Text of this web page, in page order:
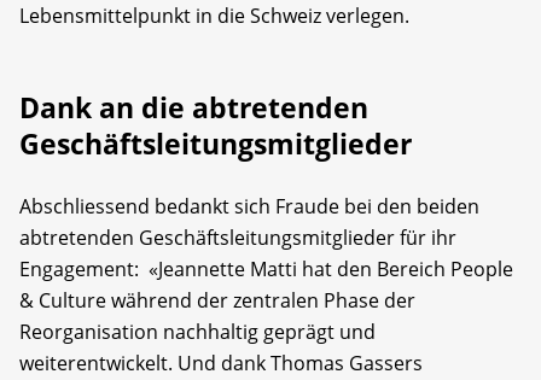
Lebensmittelpunkt in die Schweiz verlegen.
Dank an die abtretenden
Geschäftsleitungsmitglieder
Abschliessend bedankt sich Fraude bei den beiden
abtretenden Geschäftsleitungsmitglieder für ihr
Engagement: «Jeannette Matti hat den Bereich People
& Culture während der zentralen Phase der
Reorganisation nachhaltig geprägt und
weiterentwickelt. Und dank Thomas Gassers